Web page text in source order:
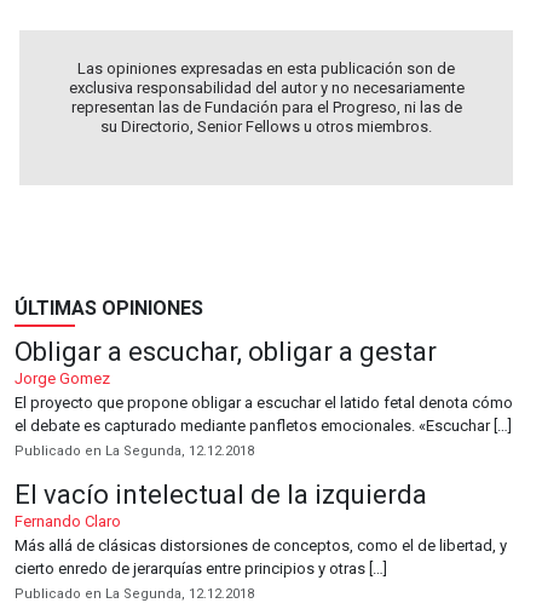
Las opiniones expresadas en esta publicación son de
exclusiva responsabilidad del autor y no necesariamente
representan las de Fundación para el Progreso, ni las de
su Directorio, Senior Fellows u otros miembros.
ÚLTIMAS OPINIONES
Obligar a escuchar, obligar a gestar
Jorge Gomez
El proyecto que propone obligar a escuchar el latido fetal denota cómo
el debate es capturado mediante panfletos emocionales. «Escuchar […]
Publicado en La Segunda, 12.12.2018
El vacío intelectual de la izquierda
Fernando Claro
Más allá de clásicas distorsiones de conceptos, como el de libertad, y
cierto enredo de jerarquías entre principios y otras […]
Publicado en La Segunda, 12.12.2018